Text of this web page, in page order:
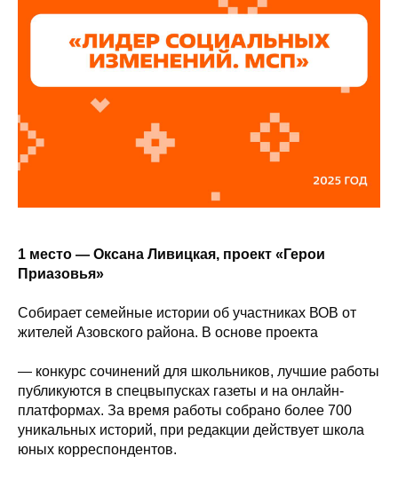
1 место — Оксана Ливицкая, проект «Герои
Приазовья»
Собирает семейные истории об участниках ВОВ от
жителей Азовского района. В основе проекта
— конкурс сочинений для школьников, лучшие работы
публикуются в спецвыпусках газеты и на онлайн-
платформах. За время работы собрано более 700
уникальных историй, при редакции действует школа
юных корреспондентов.